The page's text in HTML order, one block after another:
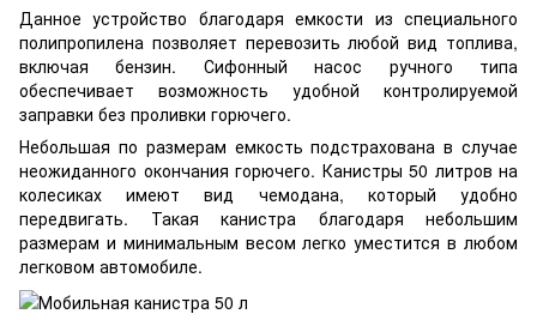
Данное устройство благодаря емкости из специального
полипропилена позволяет перевозить любой вид топлива,
включая бензин. Сифонный насос ручного типа
обеспечивает возможность удобной контролируемой
заправки без проливки горючего.
Небольшая по размерам емкость подстрахована в случае
неожиданного окончания горючего. Канистры 50 литров на
колесиках имеют вид чемодана, который удобно
передвигать. Такая канистра благодаря небольшим
размерам и минимальным весом легко уместится в любом
легковом автомобиле.